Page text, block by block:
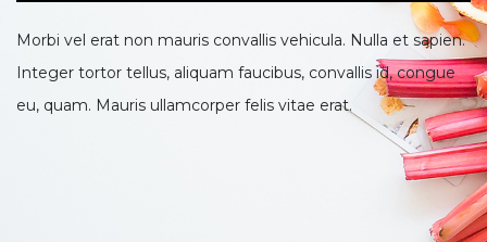
Morbi vel erat non mauris convallis vehicula. Nulla et sapien.
Integer tortor tellus, aliquam faucibus, convallis id, congue
eu, quam. Mauris ullamcorper felis vitae erat.